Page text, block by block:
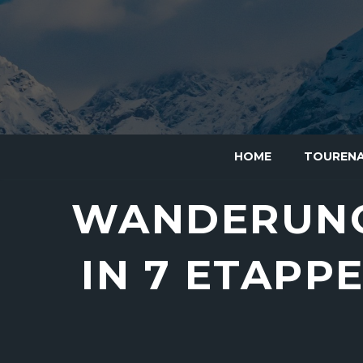
HOME
N 7